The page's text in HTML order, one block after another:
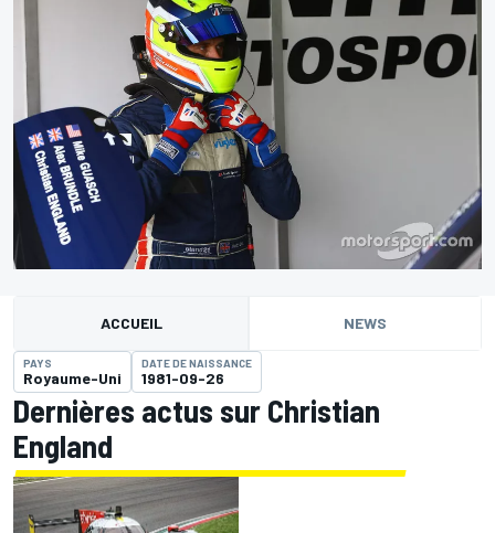
ACCUEIL NEWS
PAYS
Royaume-Uni
DATE DE NAISSANCE
1981-09-26
Dernières actus sur Christian
England